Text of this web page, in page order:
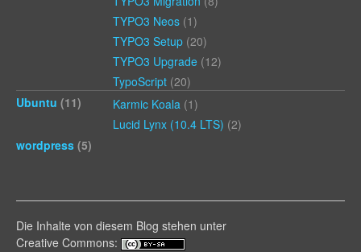
TYPO3 Neos (1)
TYPO3 Setup (20)
TYPO3 Upgrade (12)
TypoScript (20)
Ubuntu (11) Karmic Koala (1)
Lucid Lynx (10.4 LTS) (2)
wordpress (5)
Die Inhalte von diesem Blog stehen unter
Creative Commons: